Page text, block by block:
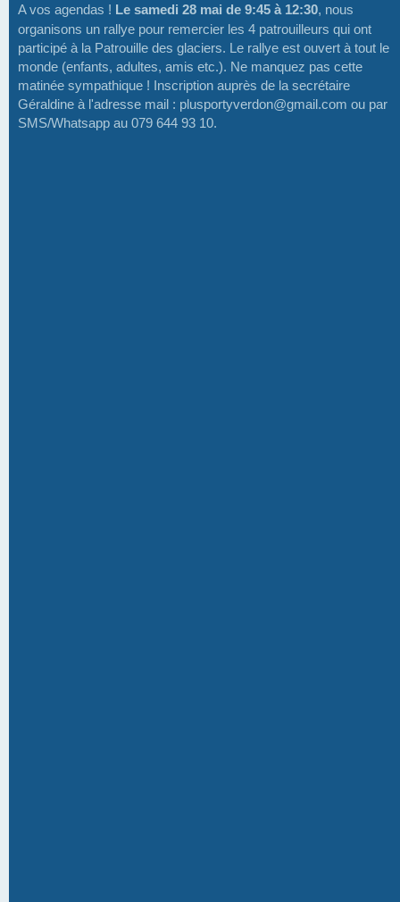
A vos agendas ! Le samedi 28 mai de 9:45 à 12:30, nous
organisons un rallye pour remercier les 4 patrouilleurs qui ont
participé à la Patrouille des glaciers. Le rallye est ouvert à tout le
monde (enfants, adultes, amis etc.). Ne manquez pas cette
matinée sympathique ! Inscription auprès de la secrétaire
Géraldine à l'adresse mail : plusportyverdon@gmail.com ou par
SMS/Whatsapp au 079 644 93 10.